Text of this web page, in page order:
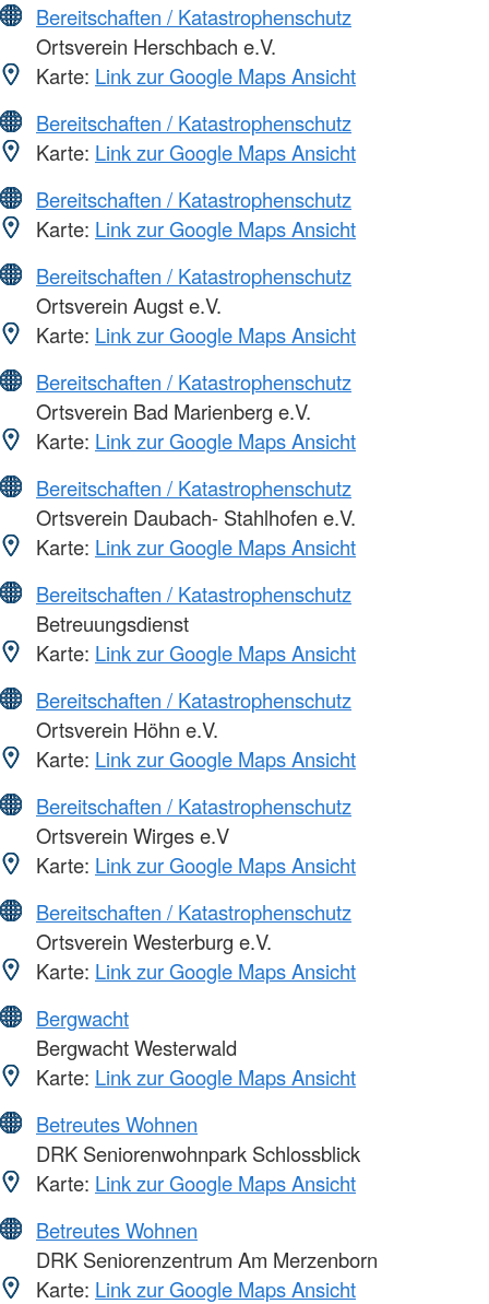
Bereitschaften / Katastrophenschutz
Ortsverein Herschbach e.V.
Karte: Link zur Google Maps Ansicht
Bereitschaften / Katastrophenschutz
Karte: Link zur Google Maps Ansicht
Bereitschaften / Katastrophenschutz
Karte: Link zur Google Maps Ansicht
Bereitschaften / Katastrophenschutz
Ortsverein Augst e.V.
Karte: Link zur Google Maps Ansicht
Bereitschaften / Katastrophenschutz
Ortsverein Bad Marienberg e.V.
Karte: Link zur Google Maps Ansicht
Bereitschaften / Katastrophenschutz
Ortsverein Daubach- Stahlhofen e.V.
Karte: Link zur Google Maps Ansicht
Bereitschaften / Katastrophenschutz
Betreuungsdienst
Karte: Link zur Google Maps Ansicht
Bereitschaften / Katastrophenschutz
Ortsverein Höhn e.V.
Karte: Link zur Google Maps Ansicht
Bereitschaften / Katastrophenschutz
Ortsverein Wirges e.V
Karte: Link zur Google Maps Ansicht
Bereitschaften / Katastrophenschutz
Ortsverein Westerburg e.V.
Karte: Link zur Google Maps Ansicht
Bergwacht
Bergwacht Westerwald
Karte: Link zur Google Maps Ansicht
Betreutes Wohnen
DRK Seniorenwohnpark Schlossblick
Karte: Link zur Google Maps Ansicht
Betreutes Wohnen
DRK Seniorenzentrum Am Merzenborn
Karte: Link zur Google Maps Ansicht